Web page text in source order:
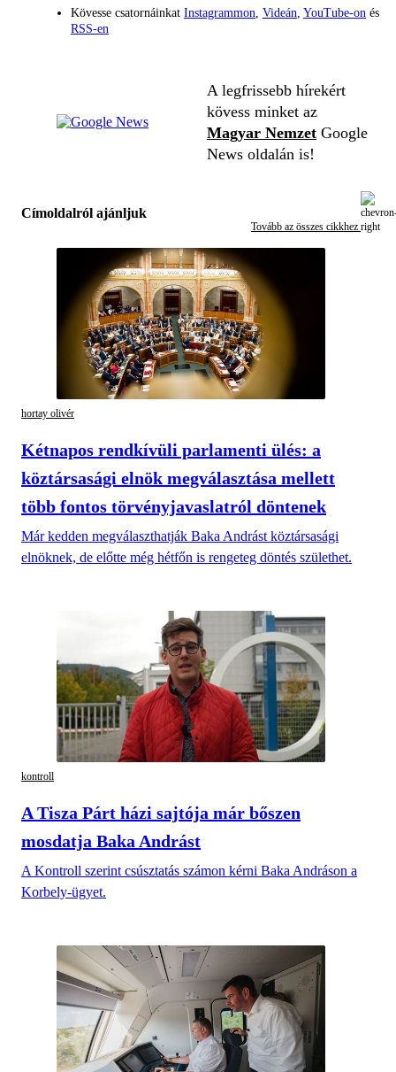
Kövesse csatornáinkat Instagrammon, Videán, YouTube-on és
RSS-en
A legfrissebb hírekért
kövess minket az
Magyar Nemzet Google
News oldalán is!
Címoldalról ajánljuk
Tovább az összes cikkhez
hortay olivér
Kétnapos rendkívüli parlamenti ülés: a
köztársasági elnök megválasztása mellett
több fontos törvényjavaslatról döntenek
Már kedden megválaszthatják Baka Andrást köztársasági
elnöknek, de előtte még hétfőn is rengeteg döntés születhet.
kontroll
A Tisza Párt házi sajtója már bőszen
mosdatja Baka Andrást
A Kontroll szerint csúsztatás számon kérni Baka Andráson a
Korbely-ügyet.